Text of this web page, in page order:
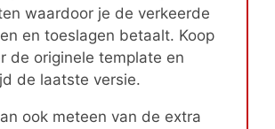
waardoor je de verkeerde
en toeslagen betaalt. Koop
de originele template en
de laatste versie.
ook meteen van de extra